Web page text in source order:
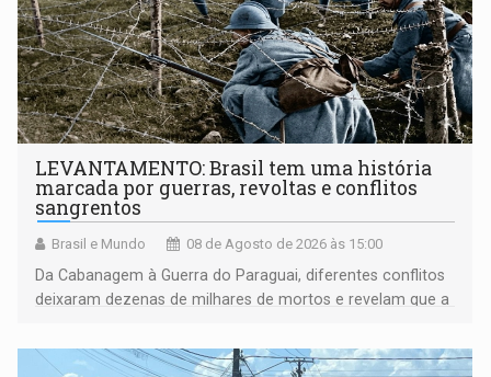
LEVANTAMENTO: Brasil tem uma história
marcada por guerras, revoltas e conflitos
sangrentos
Brasil e Mundo 08 de Agosto de 2026 às 15:00
Da Cabanagem à Guerra do Paraguai, diferentes conflitos
deixaram dezenas de milhares de mortos e revelam que a
territoriais e sociais